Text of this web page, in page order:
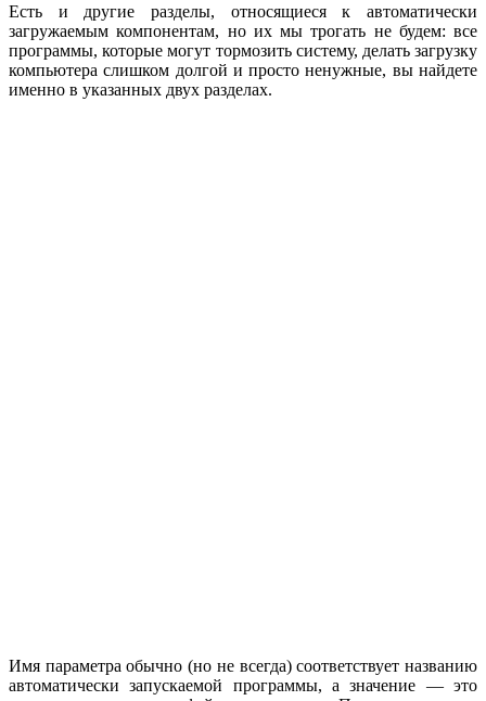
Есть и другие разделы, относящиеся к автоматически
загружаемым компонентам, но их мы трогать не будем: все
программы, которые могут тормозить систему, делать загрузку
компьютера слишком долгой и просто ненужные, вы найдете
именно в указанных двух разделах.
Имя параметра обычно (но не всегда) соответствует названию
автоматически запускаемой программы, а значение — это